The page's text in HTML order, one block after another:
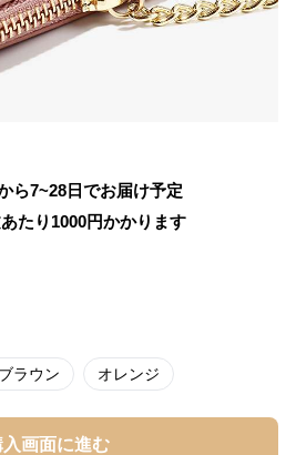
ら7~28日でお届け予定
たり 1000円かかります
ブラウン オレンジ
入画面に進む